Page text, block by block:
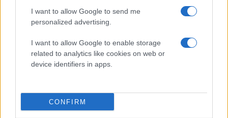
I want to allow Google to send me
personalized advertising.
I want to allow Google to enable storage
related to analytics like cookies on web or
device identifiers in apps.
CONFIRM
HUVUDPARTNER